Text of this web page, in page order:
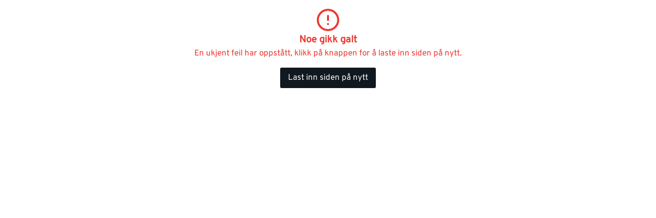
Noe gikk galt
En ukjent feil har oppstått, klikk på knappen for å laste inn siden på nytt.
Last inn siden på nytt